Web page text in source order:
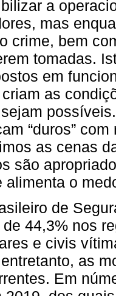
a
mas
crime, bem
tomadas.
em
as
“duros”
as cenas
são
alimenta o
de
44,3% nos
e civis
as
Em